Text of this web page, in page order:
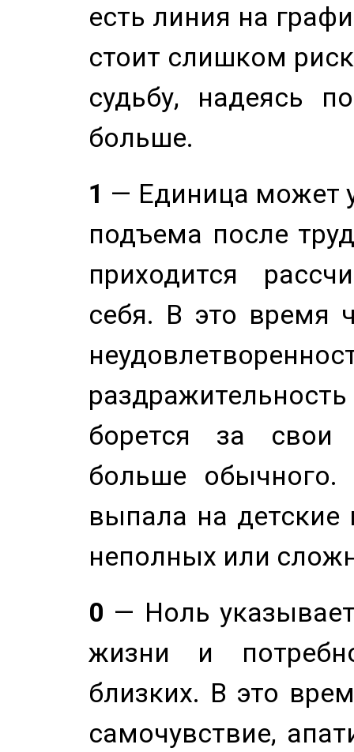
есть линия на
стоит слишком
судьбу, надеясь
больше.
1 — Единица может
подъема после
приходится
себя. В это время
борется за свои
больше
выпала на детские
неполных или
0 — Ноль
жизни и
близких. В это
самочувствие,